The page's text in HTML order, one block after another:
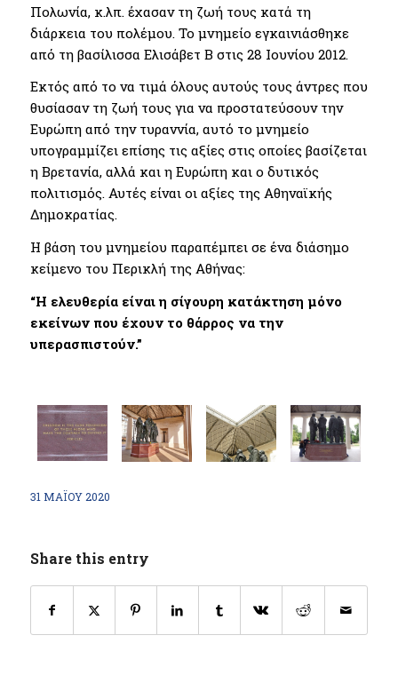
Πολωνία, κ.λπ. έχασαν τη ζωή τους κατά τη
διάρκεια του πολέμου. Το μνημείο εγκαινιάσθηκε
από τη βασίλισσα Ελισάβετ Β στις 28 Ιουνίου 2012.
Εκτός από το να τιμά όλους αυτούς τους άντρες που
θυσίασαν τη ζωή τους για να προστατεύσουν την
Ευρώπη από την τυραννία, αυτό το μνημείο
υπογραμμίζει επίσης τις αξίες στις οποίες βασίζεται
η Βρετανία, αλλά και η Ευρώπη και ο δυτικός
πολιτισμός. Αυτές είναι οι αξίες της Αθηναϊκής
Δημοκρατίας.
Η βάση του μνημείου παραπέμπει σε ένα διάσημο
κείμενο του Περικλή της Αθήνας:
“Η ελευθερία είναι η σίγουρη κατάκτηση μόνο
εκείνων που έχουν το θάρρος να την
υπερασπιστούν.”
31 ΜΑΪ́ΟΥ 2020
Share this entry